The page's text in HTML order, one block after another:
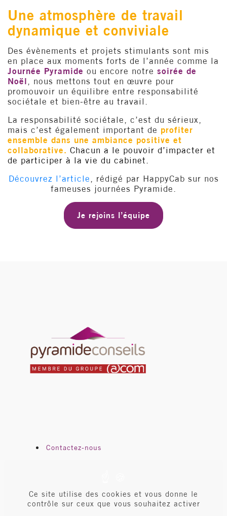
Une atmosphère de travail
dynamique et conviviale
Des évènements et projets stimulants sont mis
en place aux moments forts de l’année comme la
Journée Pyramide ou encore notre soirée de
Noël, nous mettons tout en œuvre pour
promouvoir un équilibre entre responsabilité
sociétale et bien-être au travail.
La responsabilité sociétale, c’est du sérieux,
mais c’est également important de profiter
ensemble dans une ambiance positive et
collaborative. Chacun a le pouvoir d’impacter et
de participer à la vie du cabinet.
Découvrez l’article, rédigé par HappyCab sur nos
fameuses journées Pyramide.
Je rejoins l’équipe
Contactez-nous
Mentions légales
Ce site utilise des cookies et vous donne le
contrôle sur ceux que vous souhaitez activer